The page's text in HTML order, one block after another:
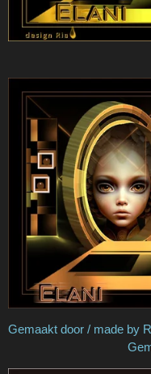
Gemaakt
Gemaakt door